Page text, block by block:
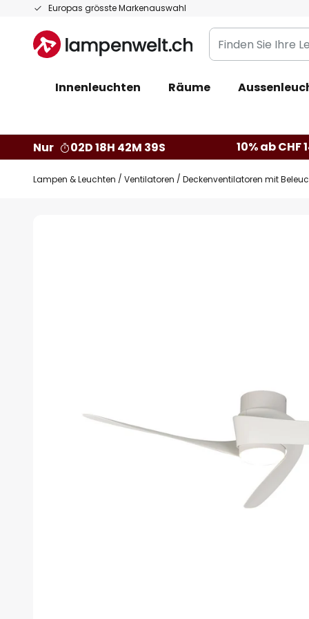
Europas grösste Markenauswahl
Zum
springen
Finden
Sie
Leuchte...
Innenleuchten Räume
Nur
02D 18H 42M 38S 10% ab CHF
Lampen & Leuchten Ventilatoren Deckenventilatoren mit